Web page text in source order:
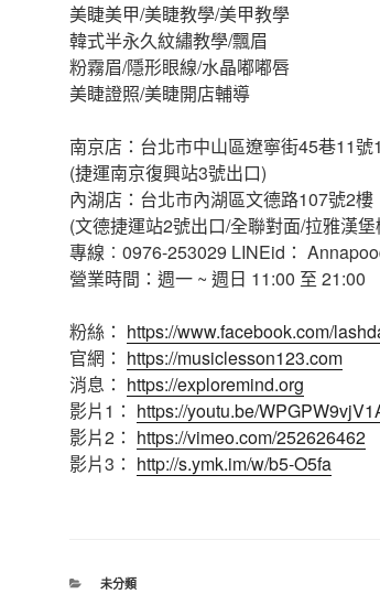
美睫美甲/美睫教學/美甲教學
韓式半永久紋繡教學/飄眉
粉霧眉/隱形眼線/水晶嘟嘟唇
美睫證照/美睫開店輔導
南京店：台北市中山區遼寧街45巷11號
(捷運南京復興站3號出口)
內湖店：台北市內湖區文德路107號2樓
(文德捷運站2號出口/全聯對面/拉雅漢堡
專線︰0976-253029 LINEid：
營業時間：週一 ~ 週日 11:00 至 21:00
粉絲： https://www.facebook.com/
官網： https://musiclesson123.com
消息： https://exploremind.org
影片1： https://youtu.be/
影片2： https://vimeo.com/252626462
影片3： http://s.ymk.im/w/b5-O5fa
分
未分類